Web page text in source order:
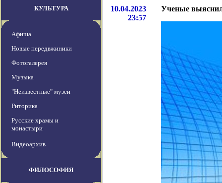
КУЛЬТУРА
Афиша
Новые передвжиники
Фотогалерея
Музыка
"Неизвестные" музеи
Риторика
Русские храмы и
монастыри
Видеоархив
ФИЛОСОФИЯ
10.04.2023
23:57
Ученые